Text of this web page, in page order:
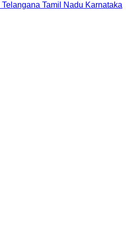
Telangana Tamil Nadu Karnataka